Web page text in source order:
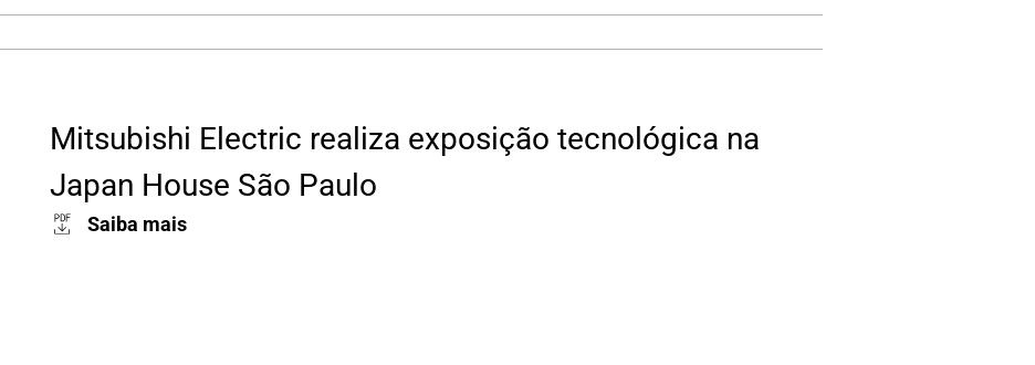
Mitsubishi Electric realiza exposição tecnológica na
Japan House São Paulo
Saiba mais